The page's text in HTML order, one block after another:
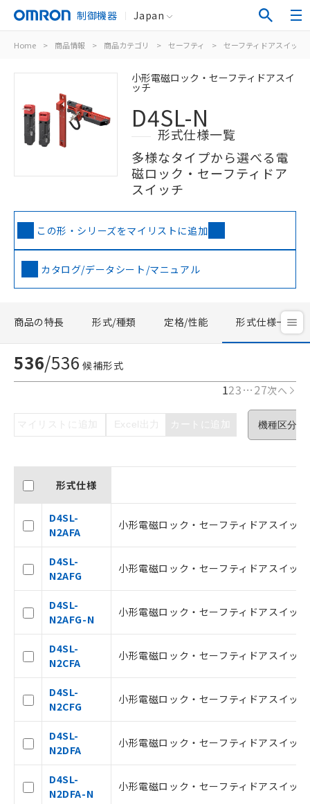
制御機器 Japan
Home > 商品情報 > 商品カテゴリ > セーフティ > セーフティドアスイッチ
小形電磁ロック・セーフティドアスイ
ッチ
D4SL-N
形式仕様一覧
多様なタイプから選べる電
磁ロック・セーフティドア
スイッチ
この形・シリーズをマイリストに追加
カタログ/データシート/マニュアル
商品の特長 形式/種類 定格/性能 形式仕様一覧
536/536 候補形式
123…27次へ
マイリストに追加 Excel出力 カートに追加
形式仕様
D4SL-
N2AFA
小形電磁ロック・セーフティドアスイッ
D4SL-
N2AFG
小形電磁ロック・セーフティドアスイッ
D4SL-
N2AFG-N
小形電磁ロック・セーフティドアスイッ
D4SL-
N2CFA
小形電磁ロック・セーフティドアスイッ
D4SL-
N2CFG
小形電磁ロック・セーフティドアスイッ
D4SL-
N2DFA
小形電磁ロック・セーフティドアスイッ
D4SL-
N2DFA-N
小形電磁ロック・セーフティドアスイッ
ご利用条件